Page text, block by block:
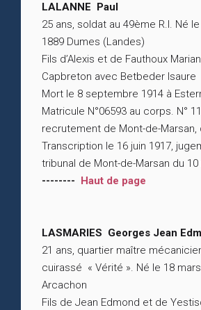
LALANNE Paul
25 ans, soldat au 49ème R.I. Né
1889 Dumes (Landes)
Fils d’Alexis et de Fauthoux
Capbreton avec Betbeder Isaure
Mort le 8 septembre 1914 à
Matricule N°06593 au corps. N°
recrutement de Mont-de-Marsan,
Transcription le 16 juin 1917,
tribunal de Mont-de-Marsan du 10
-------- Haut de page
LASMARIES Georges Jean
21 ans, quartier maître
cuirassé « Vérité ». Né le 18
Arcachon
Fils de Jean Edmond et de